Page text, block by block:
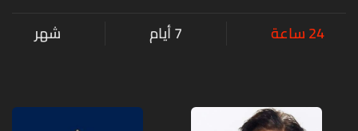
24 ساعة 7 أيام شهر